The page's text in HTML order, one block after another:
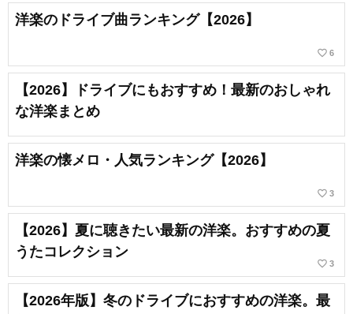
洋楽のドライブ曲ランキング【2026】
favorite_border 6
【2026】ドライブにもおすすめ！最新のおしゃれ
な洋楽まとめ
洋楽の懐メロ・人気ランキング【2026】
favorite_border 3
【2026】夏に聴きたい最新の洋楽。おすすめの夏
うたコレクション
favorite_border 3
【2026年版】冬のドライブにおすすめの洋楽。最